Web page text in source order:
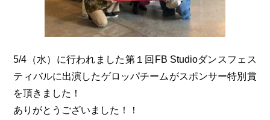
5/4（水）に行われました第１回FB Studioダンスフェス
ティバルに出演したゲロッパチームがスポンサー特別賞
を頂きました！
ありがとうございました！！